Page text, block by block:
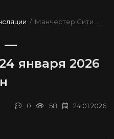
/ Манчестер Сити — Вулверхэмптон
—
января 2026
24.01.2026
58
0